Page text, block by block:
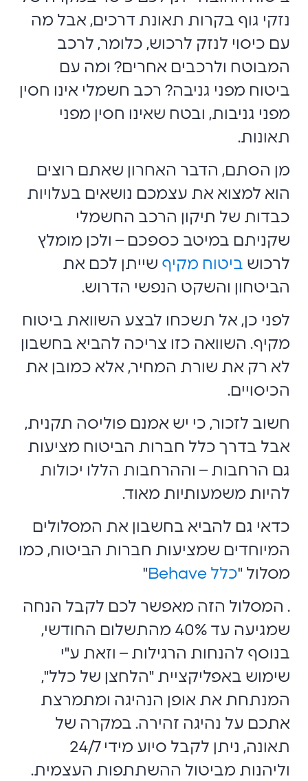
נזקי גוף בקרות תאונת דרכים, אבל מה
עם כיסוי לנזק לרכוש, כלומר, לרכב
המבוטח ולרכבים אחרים? ומה עם
ביטוח מפני גניבה? רכב חשמלי אינו חסין
מפני גניבות, ובטח שאינו חסין מפני
תאונות.
מן הסתם, הדבר האחרון שאתם רוצים
הוא למצוא את עצמכם נושאים בעלויות
כבדות של תיקון הרכב החשמלי
שקניתם במיטב כספכם – ולכן מומלץ
לרכוש ביטוח מקיף שייתן לכם את
הביטחון והשקט הנפשי הדרוש.
לפני כן, אל תשכחו לבצע השוואת ביטוח
מקיף. השוואה כזו צריכה להביא בחשבון
לא רק את שורת המחיר, אלא כמובן את
הכיסויים.
חשוב לזכור, כי יש אמנם פוליסה תקנית,
אבל בדרך כלל חברות הביטוח מציעות
גם הרחבות – וההרחבות הללו יכולות
להיות משמעותיות מאוד.
כדאי גם להביא בחשבון את המסלולים
המיוחדים שמציעות חברות הביטוח, כמו
מסלול "כלל Behave "
. המסלול הזה מאפשר לכם לקבל הנחה
שמגיעה עד 40% מהתשלום החודשי,
בנוסף להנחות הרגילות – וזאת ע"י
שימוש באפליקציית "הלחצן של כלל",
המנתחת את אופן הנהיגה ומתמרצת
אתכם על נהיגה זהירה. במקרה של
תאונה, ניתן לקבל סיוע מידי 24/7
וליהנות מביטול ההשתתפות העצמית.